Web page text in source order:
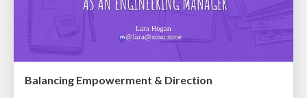
Balancing Empowerment & Direction